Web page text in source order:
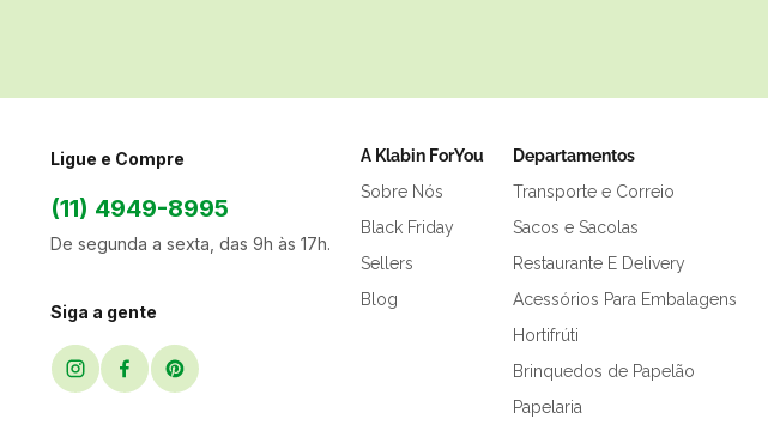
Ligue e Compre
(11) 4949-8995
De segunda a sexta, das 9h às 17h.
Siga a gente
A Klabin ForYou
Sobre Nós
Black Friday
Sellers
Blog
Departamentos
Transporte e Correio
Sacos e Sacolas
Restaurante E Delivery
Acessórios Para Embalagens
Hortifrúti
Brinquedos de Papelão
Papelaria